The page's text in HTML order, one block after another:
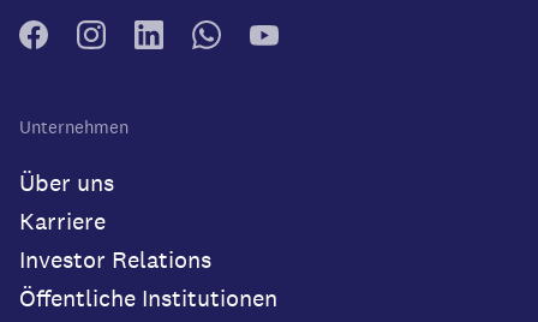
Unternehmen
Über uns
Karriere
Investor Relations
Öffentliche Institutionen